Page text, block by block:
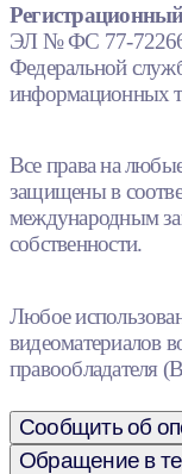
ЭЛ № ФС 77-72266
Федеральной
информационных
Все права на
защищены в
международным
собственности.
Любое
видеоматериалов
правообладателя
Сообщить об
Обращение в